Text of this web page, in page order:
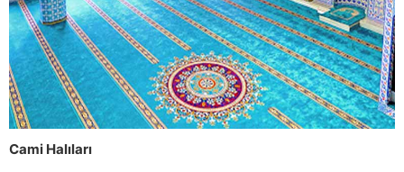
Cami Halıları